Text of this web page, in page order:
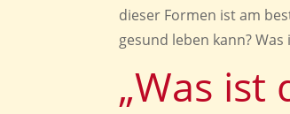
dieser Formen ist am
gesund leben kann?
„Was ist